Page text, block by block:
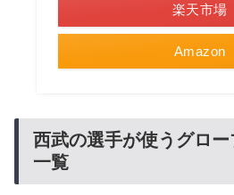
Amazon
楽天市場
西武の選手が使うグロ
一覧